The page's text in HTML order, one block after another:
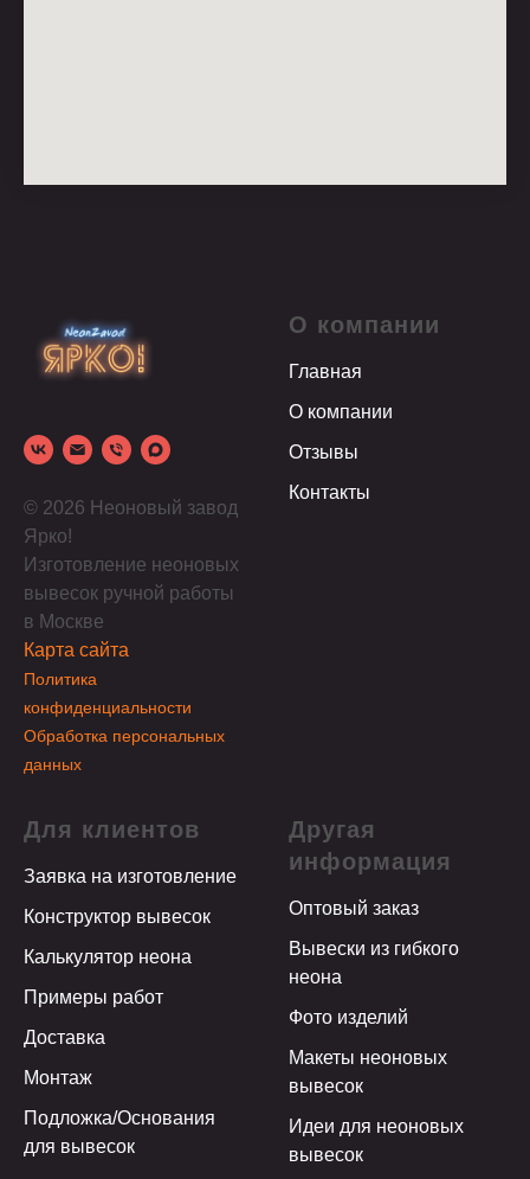
© 2026 Неоновый завод
Ярко!
Изготовление неоновых
вывесок ручной работы
в Москве
Карта сайта
Политика
конфиденциальности
Обработка персональных
данных
О компании
Главная
О компании
Отзывы
Контакты
Для клиентов
Заявка на изготовление
Конструктор вывесок
Калькулятор неона
Примеры работ
Доставка
Монтаж
Подложка/Основания
для вывесок
Другая
информация
Оптовый заказ
Вывески из гибкого
неона
Фото изделий
Макеты неоновых
вывесок
Идеи для неоновых
вывесок